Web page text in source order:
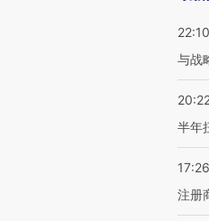
22:10
与战
半年
17:26
注册